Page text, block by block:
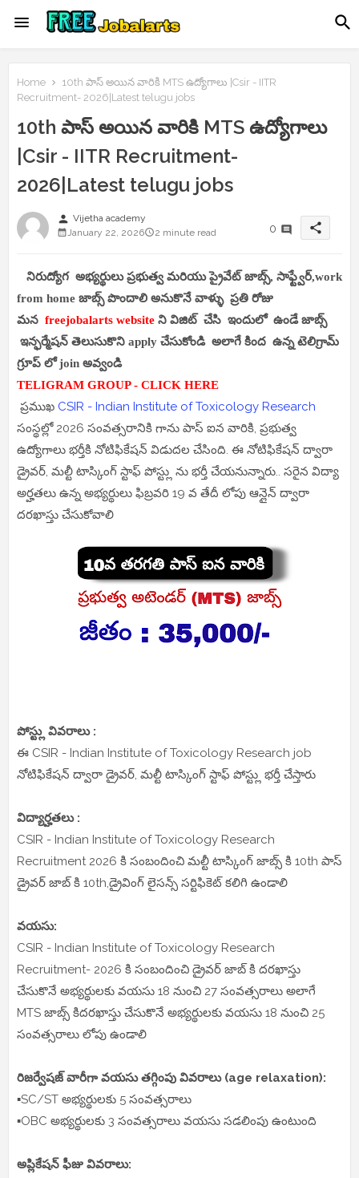
Home
10th పాస్ అయిన వారికి MTS ఉద్యోగాలు |Csir - IITR
Recruitment- 2026|Latest telugu jobs
10th పాస్ అయిన వారికి MTS ఉద్యోగాలు
|Csir - IITR Recruitment-
2026|Latest telugu jobs
person Vijetha academy
January 22, 2026
2 minute read 0 share
నిరుద్యోగ అభ్యర్థులు ప్రభుత్వ మరియు ప్రైవేట్ జాబ్స్, సాఫ్ట్వేర్,work
from home జాబ్స్ పొందాలి అనుకొనే వాళ్ళు ప్రతి రోజు
మన freejobalarts website ని విజిట్ చేసి ఇందులో ఉండే జాబ్స్
ఇన్ఫర్మేషన్ తెలుసుకొని apply చేసుకోండి అలాగే కింద ఉన్న టెలిగ్రామ్
గ్రూప్ లో join అవ్వండి
TELIGRAM GROUP - CLICK HERE
ప్రముఖ CSIR - Indian Institute of Toxicology Research
సంస్థల్లో 2026 సంవత్సరానికి గాను పాస్ ఐన వారికి, ప్రభుత్వ
ఉద్యోగాలు భర్తీకి నోటిఫికేషన్ విడుదల చేసింది. ఈ నోటిఫికేషన్ ద్వారా
డ్రైవర్, మల్టీ టాస్కింగ్ స్టాఫ్ పోస్ట్లు ను భర్తీ చేయనున్నారు.. సరైన విద్యా
అర్హతలు ఉన్న అభ్యర్థులు ఫిబ్రవరి 19 వ తేదీ లోపు ఆన్లైన్ ద్వారా
దరఖాస్తు చేసుకోవాలి
పోస్ట్లు వివరాలు :
ఈ CSIR - Indian Institute of Toxicology Research job
నోటిఫికేషన్ ద్వారా డ్రైవర్, మల్టీ టాస్కింగ్ స్టాఫ్ పోస్ట్లు భర్తీ చేస్తారు
విద్యార్హతలు :
CSIR - Indian Institute of Toxicology Research
Recruitment 2026 కి సంబందించి మల్టీ టాస్కింగ్ జాబ్స్ కి 10th పాస్
డ్రైవర్ జాబ్ కి 10th,డ్రైవింగ్ లైసన్స్ సర్టిఫికెట్ కలిగి ఉండాలి
వయసు:
CSIR - Indian Institute of Toxicology Research
Recruitment- 2026 కి సంబందించి డ్రైవర్ జాబ్ కి దరఖాస్తు
చేసుకొనే అభ్యర్థులకు వయసు 18 నుంచి 27 సంవత్సరాలు అలాగే
MTS జాబ్స్ కిదరఖాస్తు చేసుకొనే అభ్యర్థులకు వయసు 18 నుంచి 25
సంవత్సరాలు లోపు ఉండాలి
రిజర్వేషజ్ వారీగా వయసు తగ్గింపు వివరాలు (age relaxation):
▪️SC/ST అభ్యర్థులకు 5 సంవత్సరాలు
▪️OBC అభ్యర్థులకు 3 సంవత్సరాలు వయసు సడలింపు ఉంటుంది
అప్లికేషన్ ఫీజు వివరాలు: